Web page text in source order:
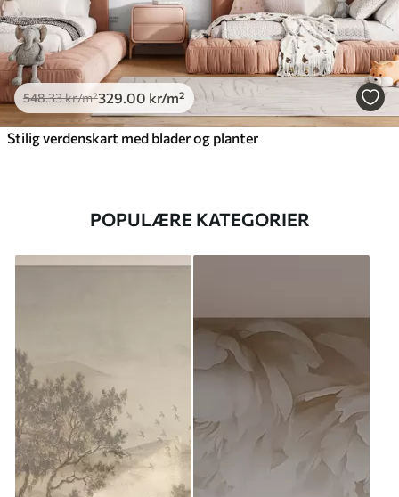
548.33kr/m²329.00 kr/m²
Stilig verdenskart med blader og planter
POPULÆRE KATEGORIER